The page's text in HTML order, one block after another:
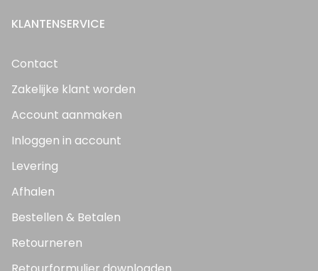
KLANTENSERVICE
Contact
Zakelijke klant worden
Account aanmaken
Inloggen in account
Levering
Afhalen
Bestellen & Betalen
Retourneren